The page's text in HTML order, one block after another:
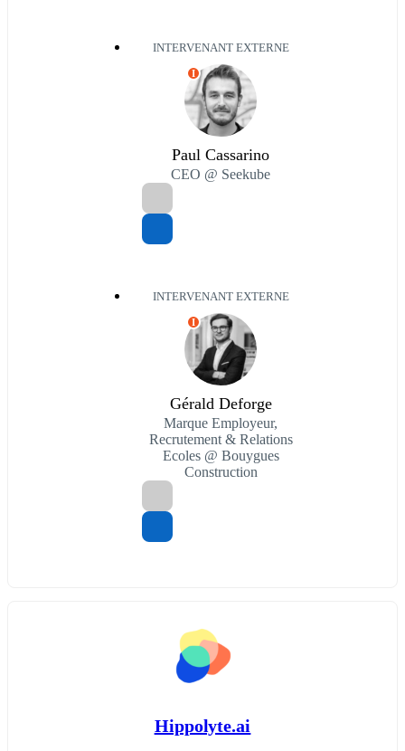
INTERVENANT EXTERNE
I
Paul Cassarino
CEO @ Seekube
INTERVENANT EXTERNE
I
Gérald Deforge
Marque Employeur,
Recrutement & Relations
Ecoles @ Bouygues
Construction
Hippolyte.ai